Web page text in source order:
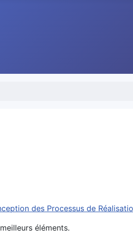
des Processus de
éléments.